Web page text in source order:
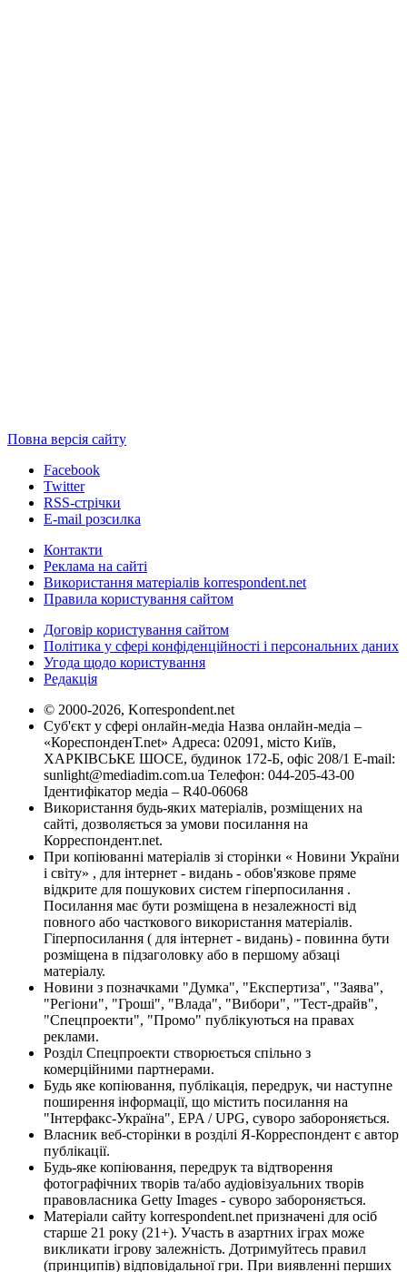
Повна версія сайту
Facebook
Twitter
RSS-стрічки
E-mail розсилка
Контакти
Реклама на сайті
Використання матеріалів korrespondent.net
Правила користування сайтом
Договір користування сайтом
Політика у сфері конфіденційності і персональних даних
Угода щодо користування
Редакція
© 2000-2026, Korrespondent.net
Суб'єкт у сфері онлайн-медіа Назва онлайн-медіа –
«КореспонденТ.net» Адреса: 02091, місто Київ,
ХАРКІВСЬКЕ ШОСЕ, будинок 172-Б, офіс 208/1 E-mail:
sunlight@mediadim.com.ua Телефон: 044-205-43-00
Ідентифікатор медіа – R40-06068
Використання будь-яких матеріалів, розміщених на
сайті, дозволяється за умови посилання на
Корреспондент.net.
При копіюванні матеріалів зі сторінки « Новини України
і світу» , для інтернет - видань - обов'язкове пряме
відкрите для пошукових систем гіперпосилання .
Посилання має бути розміщена в незалежності від
повного або часткового використання матеріалів.
Гіперпосилання ( для інтернет - видань) - повинна бути
розміщена в підзаголовку або в першому абзаці
матеріалу.
Новини з позначками "Думка", "Експертиза", "Заява",
"Регіони", "Гроші", "Влада", "Вибори", "Тест-драйв",
"Спецпроекти", "Промо" публікуються на правах
реклами.
Розділ Спецпроекти створюється спільно з
комерційними партнерами.
Будь яке копіювання, публікація, передрук, чи наступне
поширення інформації, що містить посилання на
"Інтерфакс-Україна", EPA / UPG, суворо забороняється.
Власник веб-сторінки в розділі Я-Корреспондент є автор
публікації.
Будь-яке копіювання, передрук та відтворення
фотографічних творів та/або аудіовізуальних творів
правовласника Getty Images - суворо забороняється.
Матеріали сайту korrespondent.net призначені для осіб
старше 21 року (21+). Участь в азартних іграх може
викликати ігрову залежність. Дотримуйтесь правил
(принципів) відповідальної гри. При виявленні перших